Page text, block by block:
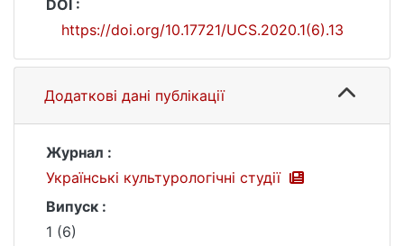
DOI :
https://doi.org/10.17721/UCS.2020.1(6).13
Додаткові дані публікації
Журнал :
Українські культурологічні студії
Випуск :
1 (6)